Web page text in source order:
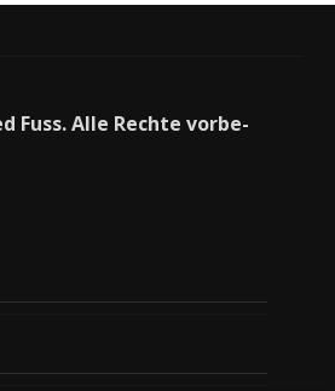
Fuss. Alle Rech­te vor­be­